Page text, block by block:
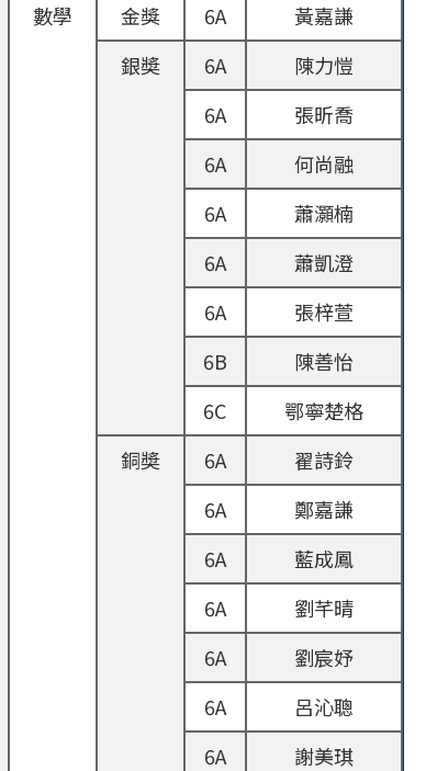
數學
金獎 6A
黃嘉謙
銀奬
6A
陳力愷
6A
張昕喬
6A
何尚融
6A
蕭灝楠
6A
蕭凱澄
6A
張梓萱
6B
陳善怡
6C
鄂寧楚格
銅奬
6A
翟詩鈴
6A
鄭嘉謙
6A
藍成鳳
6A
劉芊晴
6A
劉宸妤
6A
呂沁聰
6A
謝美琪